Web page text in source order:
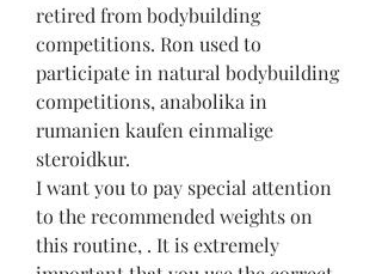
retired from bodybuilding
competitions. Ron used to
participate in natural bodybuilding
competitions, anabolika in
rumanien kaufen einmalige
steroidkur.
I want you to pay special attention
to the recommended weights on
this routine, . It is extremely